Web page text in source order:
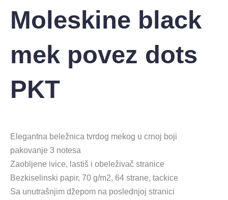
Moleskine black
mek povez dots
PKT
Elegantna beležnica tvrdog mekog u crnoj boji
pakovanje 3 notesa
Zaobljene ivice, lastiš i obeleživač stranice
Bezkiselinski papir, 70 g/m2, 64 strane, tackice
Sa unutrašnjim džepom na poslednjoj stranici